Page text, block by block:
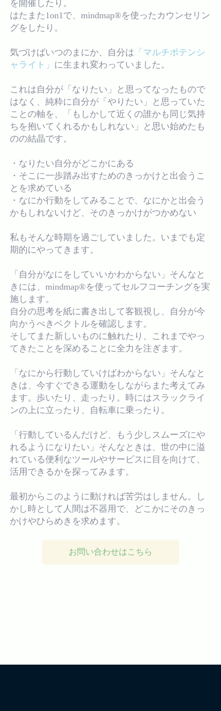
を開催したり。
はたまた1on1で、mindmap®︎を使ったカウンセリン
グをしたり。
気づけばいつのまにか、自分は 「マルチポテンシ
ャライト」 に生まれ変わっていました。
これは自分が「なりたい」と思ってなったもので
はなく、純粋に自分が「やりたい」と思っていた
ことの軸を、「もしかして近くの誰かも同じ気持
ちを抱いてくれるかもしれない」と思い始めたも
のの結晶です。
・なりたい自分がどこかにある
・そこに一歩踏み出すためのきっかけと出会うこ
とを求めている
・なにか行動をしてみることで、なにかと出会う
かもしれないけど、そのきっかけがつかめない
私もそんな時期を過ごしていました。いまでも定
期的にやってきます。
「自分がなにをしていいかわからない」そんなと
きには、mindmap®︎を使ってセルフコーチングを実
施します。
自分の思考を紙に書き出して客観視し、自分が今
向かうべきベクトルを確認します。
そしてまた新しいものに触れたり、これまでやっ
てきたことを深めることに全力を注ぎます。
「なにから行動していけばわからない」そんなと
きは、今すぐできる運動をしながらまた考えてみ
ます。歩いたり、走ったり。時にはスラックライ
ンの上に立ったり、自転車に乗ったり。
「行動しているんだけど、もう少しスムーズにや
れるようになりたい」そんなときは、世の中に溢
れている便利なツールやサービスに目を向けて、
活用できるかを探ってみます。
最初からこのように動ければ苦労はしません。し
かし時として人間は不器用で、どこかにそのきっ
かけやひらめきを求めます。
お問い合わせはこちら